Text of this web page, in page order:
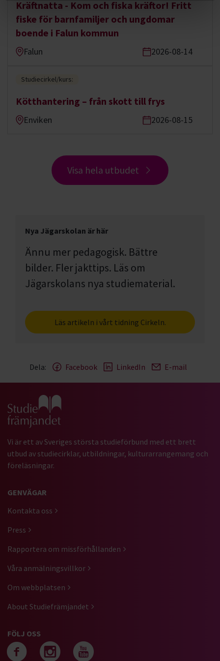
Kräftnatta - Kom och fiska kräftor! Fritt
fiske för barnfamiljer och ungdomar
boende i Falun kommun
Falun 2026-08-14
Studiecirkel/kurs:
Kötthantering – från skott till frys
Enviken 2026-08-15
Visa hela utbudet
Nya Jägarskolan är här
Ännu mer pedagogisk. Bättre
bilder. Fler jakttips. Läs om
Jägarskolans nya studiematerial.
Läs artikeln i vårt tidning Cirkeln.
Dela: Facebook LinkedIn E-mail
Gå till studiefrämjandets startsida
Vi är ett av Sveriges största studieförbund med ett brett
utbud av studiecirklar, utbildningar, kulturarrangemang och
föreläsningar.
GENVÄGAR
Kontakta oss
Press
Rapportera om missförhållanden
Våra anmälningsvillkor
Om webbplatsen
About Studiefrämjandet
FÖLJ OSS